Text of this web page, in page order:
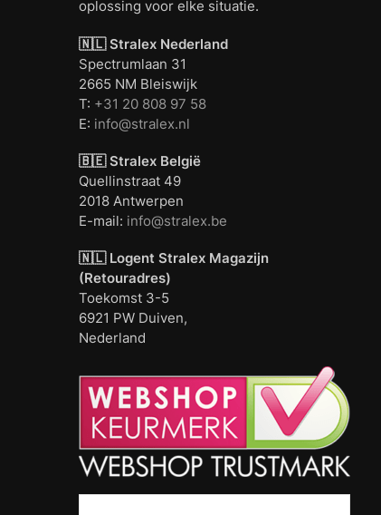
oplossing voor elke situatie.
🇳🇱 Stralex Nederland
Spectrumlaan 31
2665 NM Bleiswijk
T: +31 20 808 97 58
E: info@stralex.nl
🇧🇪 Stralex België
Quellinstraat 49
2018 Antwerpen
E-mail: info@stralex.be
🇳🇱 Logent Stralex Magazijn
(Retouradres)
Toekomst 3-5
6921 PW Duiven,
Nederland